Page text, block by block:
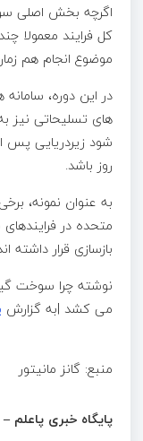
اگرچه بخش اصلی
کل فرایند معمولا
موضوع انجام هم
در این دوره،
های تسلیحاتی نیز
شود زیردریایی پس
روز باشد.
به عنوان نمونه،
بازسازی قرار داشته
نوشته چرا سوخت
می کشد |به گزارش
منبع: گانز مانیتور
پایگاه خبری پاعلم